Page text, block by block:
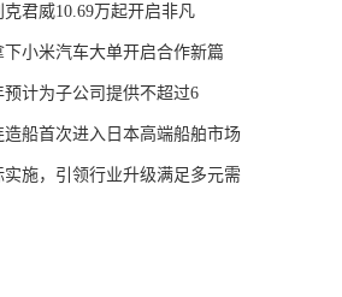
克君威10.69万起开启非凡
小米汽车大单开启合作新篇
预计为子公司提供不超过6
造船首次进入日本高端船舶市场
实施，引领行业升级满足多元需